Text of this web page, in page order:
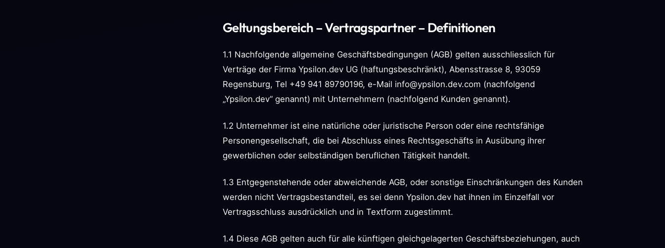
Geltungsbereich – Vertragspartner – Definitionen
1.1 Nachfolgende allgemeine Geschäftsbedingungen (AGB) gelten ausschliesslich für
Verträge der Firma Ypsilon.dev UG (haftungsbeschränkt), Abensstrasse 8, 93059
Regensburg, Tel +49 941 89790196, e-Mail info@ypsilon.dev.com (nachfolgend
„Ypsilon.dev“ genannt) mit Unternehmern (nachfolgend Kunden genannt).
1.2 Unternehmer ist eine natürliche oder juristische Person oder eine rechtsfähige
Personengesellschaft, die bei Abschluss eines Rechtsgeschäfts in Ausübung ihrer
gewerblichen oder selbständigen beruflichen Tätigkeit handelt.
1.3 Entgegenstehende oder abweichende AGB, oder sonstige Einschränkungen des Kunden
werden nicht Vertragsbestandteil, es sei denn Ypsilon.dev hat ihnen im Einzelfall vor
Vertragsschluss ausdrücklich und in Textform zugestimmt.
1.4 Diese AGB gelten auch für alle künftigen gleichgelagerten Geschäftsbeziehungen, auch